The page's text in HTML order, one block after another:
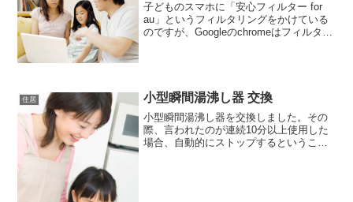
子どものスマホに「安心フィルター for
au」というフィルタリングをかけている
のですが、Googleのchromeはフィルタリ
住居 小型瞬間湯沸し器 交換
小型瞬間湯沸し器を交換しました。その
際、言われたのが連続10分以上使用した
場合、自動的にストップするというこ